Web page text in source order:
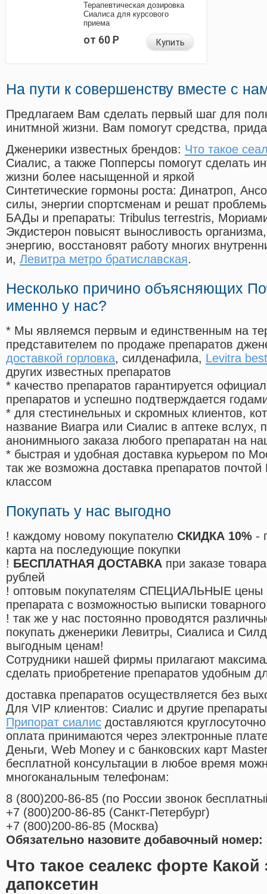
Терапевтическая дозировка
Сиалиса для курсового
приема
от 60Р Купить
На пути к совершенству вместе с
Предлагаем Вам сделать первый шаг для
инитмной жизни. Вам помогут средства,
Дженерики известных брендов: Что такое
Сиалис, а также Попперсы помогут сделать
жизни более насыщенной и яркой
Синтетические гормоны роста: Динатроп,
силы, энергии спортсменам и решат
БАДы и препараты: Tribulus terrestris,
Экдистерон повысят выносливость
энергию, восстановят работу многих
и, Левитра метро братиславская.
Несколько причино объясняющих
именно у нас?
* Мы являемся первым и единственным на
представителем по продаже препаратов
доставкой горловка, силденафила, Levitra
других известных препаратов
* качество препаратов гарантируется
препаратов и успешно подтверждается
* для стестинельных и скромных клиентов,
название Виагра или Сиалис в аптеке вслух,
анонимныого заказа любого препаратан на
* быстрая и удобная доставка курьером по
так же возможна доставка препаратов
классом
Покупать у нас выгодно
! каждому новому покупателю СКИДКА 10% -
карта на последующие покупки
! БЕСПЛАТНАЯ ДОСТАВКА при заказе
рублей
! оптовым покупателям СПЕЦИАЛЬНЫЕ цены
препарата с возможностью выписки
! так же у нас постоянно проводятся
покупать дженерики Левитры, Сиалиса и
выгодным ценам!
Cотрудники нашей фирмы прилагают
сделать приобретение препаратов удобным
доставка препаратов осуществляется без
Для VIP клиентов: Сиалис и другие
Припорат сиалис доставляются круглосуточно
оплата принимаются через электронные
Деньги, Web Money и с банковских карт
бесплатной консультации в любое время
многоканальным телефонам:
8 (800)200-86-85 (по России звонок
+7 (800)200-86-85 (Санкт-Петербург)
+7 (800)200-86-85 (Москва)
Обязательно назовите добавочный номер:
Что такое сеалекс форте Какой
дапоксетин